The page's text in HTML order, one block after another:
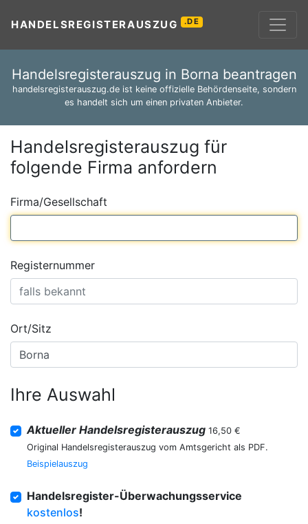
HANDELSREGISTERAUSZUG .DE
Handelsregisterauszug in Borna beantragen
handelsregisterauszug.de ist keine offizielle Behördenseite, sondern
es handelt sich um einen privaten Anbieter.
Handelsregisterauszug für
folgende Firma anfordern
Firma/Gesellschaft
Registernummer
Ort/Sitz
Ihre Auswahl
Aktueller Handelsregisterauszug 16,50 €
Original Handelsregisterauszug vom Amtsgericht als PDF.
Beispielauszug
Handelsregister-Überwachungsservice
kostenlos!